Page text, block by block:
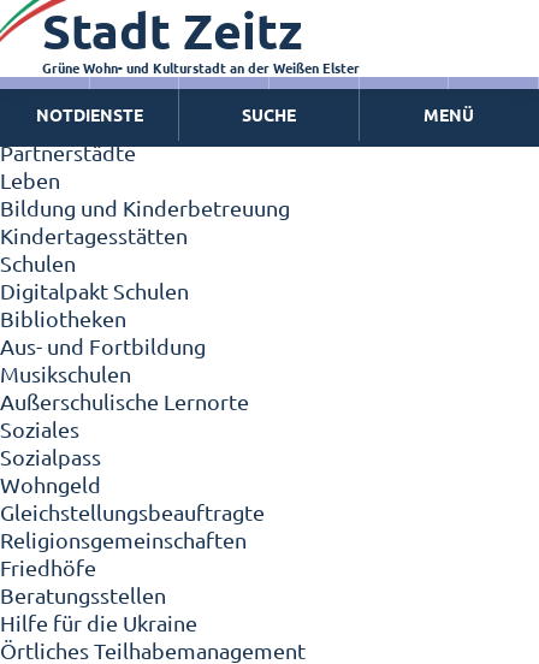
Zeitz - Die Kleinstadt
Willkommen in Zeitz!
Interview mit Oberbürgermeister Christian Thieme
Zeitz - Stadt der Zukunft
Ortschaften
Partnerstädte
Leben
Bildung und Kinderbetreuung
Kindertagesstätten
Schulen
Digitalpakt Schulen
Bibliotheken
Aus- und Fortbildung
Musikschulen
Außerschulische Lernorte
Soziales
Sozialpass
Wohngeld
Gleichstellungsbeauftragte
Religionsgemeinschaften
Friedhöfe
Beratungsstellen
Hilfe für die Ukraine
Örtliches Teilhabemanagement
Stadt Zeitz
Grüne Wohn- und Kulturstadt an der Weißen Elster
NOTDIENSTE SUCHE MENÜ